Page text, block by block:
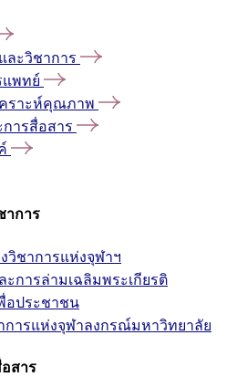
ละวิชาการ
แพทย์
คราะห์คุณภาพ
ารสื่อสาร
าการ
วิชาการแห่งจุฬาฯ
การล่ามเฉลิมพระเกียรติ
อประชาชน
การแห่งจุฬาลงกรณ์มหาวิทยาลัย
สาร